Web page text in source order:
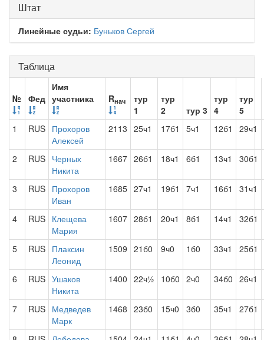
Штат
Линейные судьи: Буньков Сергей
Таблица
№ Фед
Имя
участника
Rнач
тур
1
тур
2
тур 3
тур
4
тур
5
1
RUS Прохоров
Алексей
2113 25ч1 17б1 5ч1 12б1 29ч1
2 RUS Черных
Никита
1667 26б1 18ч1 6б1 13ч1 30б1
3 RUS Прохоров
Иван
1685 27ч1 19б1 7ч1 16б1 31ч1
4 RUS Клещева
Мария
1607 28б1 20ч1 8б1 14ч1 32б1
5 RUS Плаксин
Леонид
1509 21б0 9ч0 1б0 33ч1 25б1
6 RUS Ушаков
Никита
1400 22ч½ 10б0 2ч0 34б0 26ч1
7 RUS Медведев
Марк
1468 23б0 15ч0 3б0 35ч1 27б1